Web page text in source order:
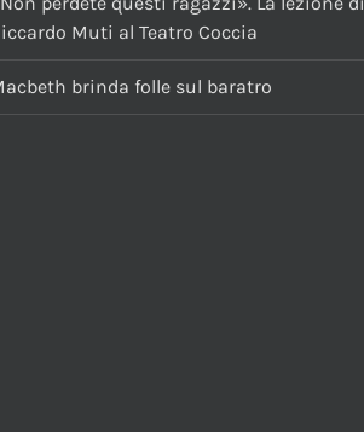
Muti al Teatro Coccia
brinda folle sul baratro